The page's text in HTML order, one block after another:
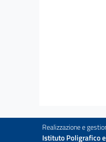
Realizzazione e
Istituto Poligrafico